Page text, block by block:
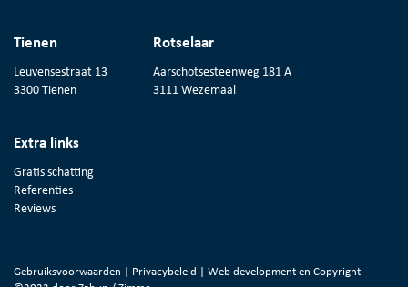
Tienen
Leuvensestraat 13
3300 Tienen
Rotselaar
Aarschotsesteenweg 181 A
3111 Wezemaal
Extra links
Gratis schatting
Referenties
Reviews
Gebruiksvoorwaarden | Privacybeleid | Web development en Copyright